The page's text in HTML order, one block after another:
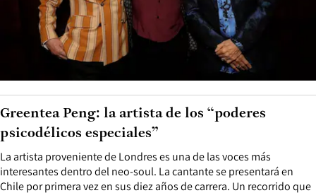
La artista proveniente de Londres es una de las voces más
interesantes dentro del neo-soul. La cantante se presentará en
Chile por primera vez en sus diez años de carrera. Un recorrido que
Greentea Peng: la artista de los “poderes
psicodélicos especiales”